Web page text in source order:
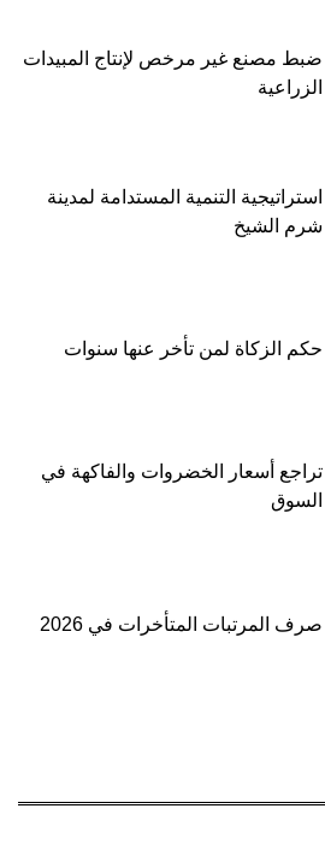
ضبط مصنع غير مرخص لإنتاج المبيدات
الزراعية
استراتيجية التنمية المستدامة لمدينة
شرم الشيخ
حكم الزكاة لمن تأخر عنها سنوات
تراجع أسعار الخضروات والفاكهة في
السوق
صرف المرتبات المتأخرات في 2026